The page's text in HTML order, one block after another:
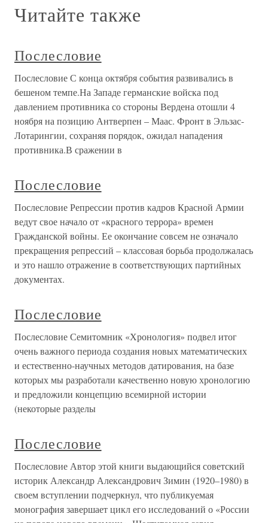
Читайте также
Послесловие
Послесловие С конца октября события развивались в
бешеном темпе.На Западе германские войска под
давлением противника со стороны Вердена отошли 4
ноября на позицию Антверпен – Маас. Фронт в Эльзас-
Лотарингии, сохраняя порядок, ожидал нападения
противника.В сражении в
Послесловие
Послесловие Репрессии против кадров Красной Армии
ведут свое начало от «красного террора» времен
Гражданской войны. Ее окончание совсем не означало
прекращения репрессий – классовая борьба продолжалась
и это нашло отражение в соответствующих партийных
документах.
Послесловие
Послесловие Семитомник «Хронология» подвел итог
очень важного периода создания новых математических
и естественно-научных методов датирования, на базе
которых мы разработали качественно новую хронологию
и предложили концепцию всемирной истории
(некоторые разделы
Послесловие
Послесловие Автор этой книги выдающийся советский
историк Александр Александрович Зимин (1920–1980) в
своем вступлении подчеркнул, что публикуемая
монография завершает цикл его исследований о «России